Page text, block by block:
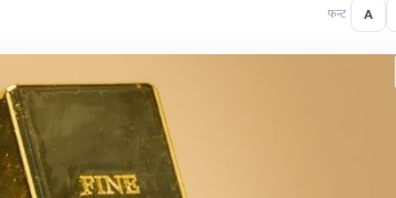
फन्ट A